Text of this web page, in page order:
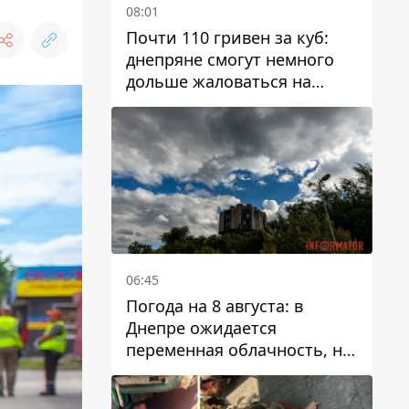
08:01
Почти 110 гривен за куб:
днепряне смогут немного
дольше жаловаться на
запланированные тарифы
на воду на 2027 год
06:45
Погода на 8 августа: в
Днепре ожидается
переменная облачность, но
может пойти дождь